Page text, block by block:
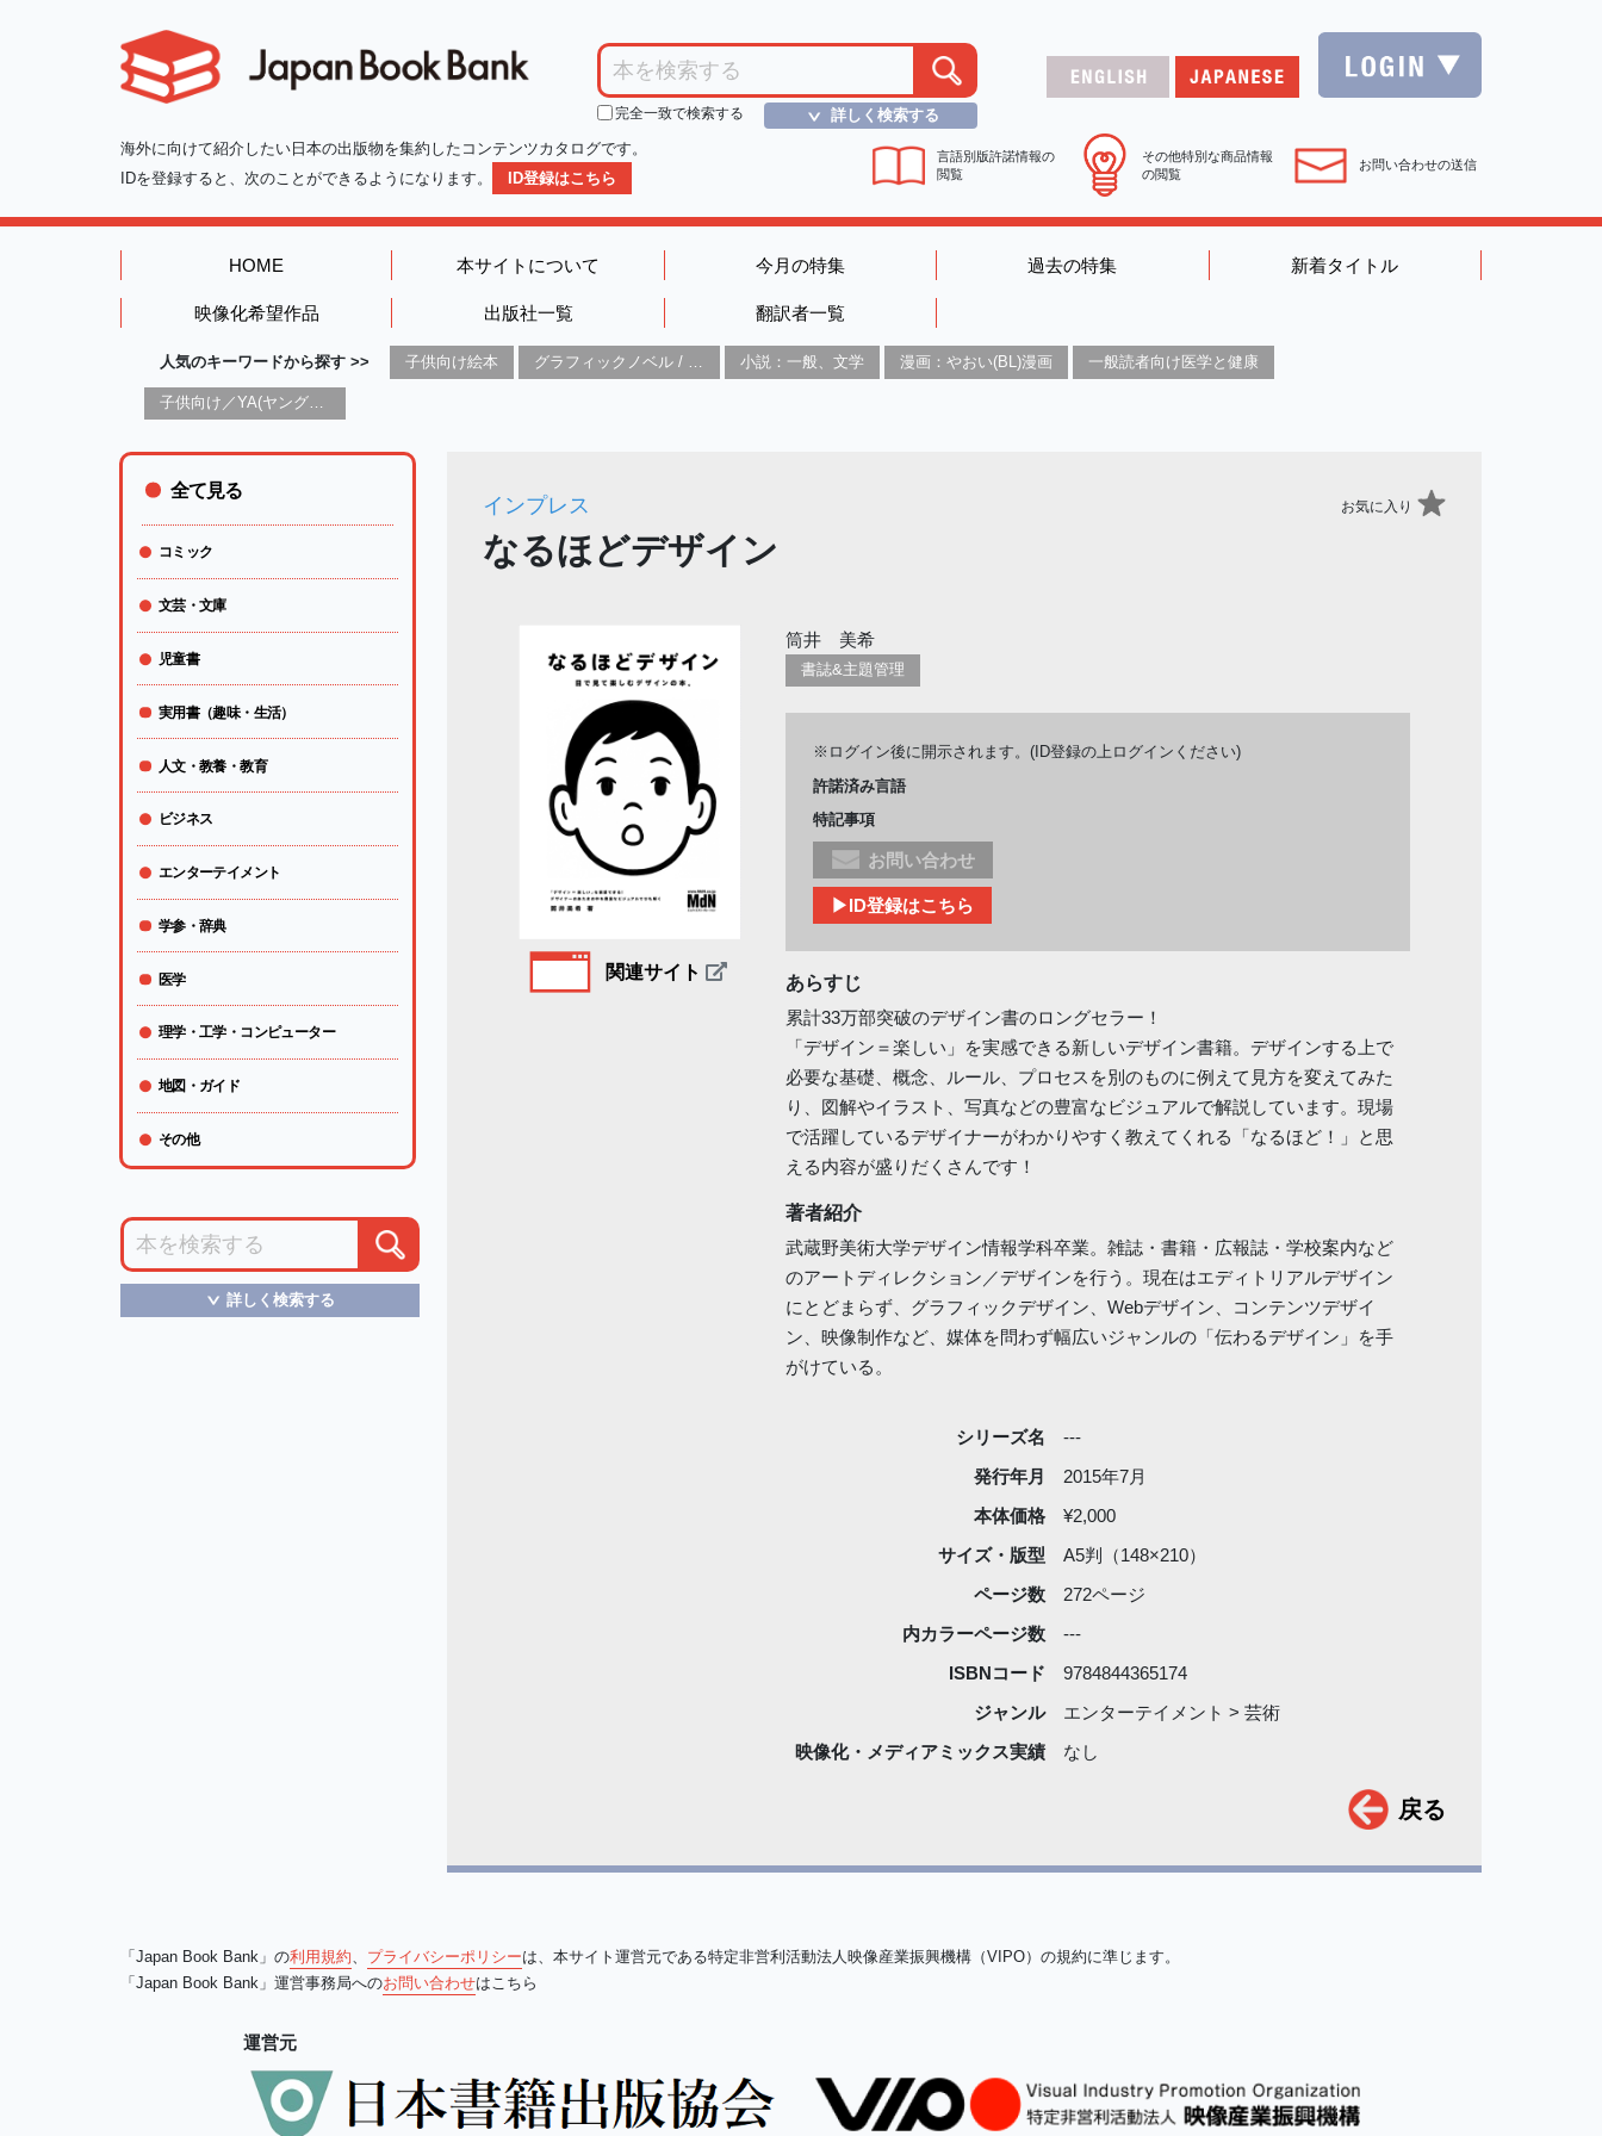
完全一致で検索する ＞
詳しく検索する
海外に向けて紹介したい日本の出版物を集約したコンテンツカタログです。
IDを登録すると、次のことができるようになります。
ID登録はこちら
言語別版許諾情報の
閲覧
その他特別な商品情報
の閲覧
お問い合わせの送信
HOME 本サイトについて 今月の特集 過去の特集 新着タイトル
映像化希望作品 出版社一覧 翻訳者一覧
人気のキーワードから探す >> 子供向け絵本 小説：一般、文学 漫画：やおい(BL)漫画 一般読者向け医学と健康
子供向け／YA(ヤングアダルト)向け一般：芸術&芸術家
インプレス お気に入り
なるほどデザイン
関連サイト
筒井 美希
書誌&主題管理
※ログイン後に開示されます。(ID登録の上ログインください)
許諾済み言語
特記事項
お問い合わせ
▶ID登録はこちら
あらすじ
累計33万部突破のデザイン書のロングセラー！
「デザイン＝楽しい」を実感できる新しいデザイン書籍。デザインする上で
必要な基礎、概念、ルール、プロセスを別のものに例えて見方を変えてみた
り、図解やイラスト、写真などの豊富なビジュアルで解説しています。現場
で活躍しているデザイナーがわかりやすく教えてくれる「なるほど！」と思
える内容が盛りだくさんです！
著者紹介
武蔵野美術大学デザイン情報学科卒業。雑誌・書籍・広報誌・学校案内など
のアートディレクション／デザインを行う。現在はエディトリアルデザイン
にとどまらず、グラフィックデザイン、Webデザイン、コンテンツデザイ
ン、映像制作など、媒体を問わず幅広いジャンルの「伝わるデザイン」を手
がけている。
シリーズ名
---
発行年月
2015年7月
本体価格
¥2,000
サイズ・版型
A5判（148×210）
ページ数
272ページ
内カラーページ数
---
ISBNコード
9784844365174
ジャンル
エンターテイメント > 芸術
映像化・ メディアミックス実績 なし
戻る
全て見る
コミック
文芸・文庫
児童書
実用書（趣味・生活）
人文・教養・教育
ビジネス
エンターテイメント
学参・辞典
医学
理学・工学・コンピューター
地図・ガイド
その他
＞詳しく検索する
「Japan Book Bank」の利用規約 プライバシーポリシーは、本サイト運営元である特定非営利活動法人映像産業振興機構（VIPO）の規約に準じます。
「Japan Book Bank」運営事務局へのお問い合わせはこちら
運営元